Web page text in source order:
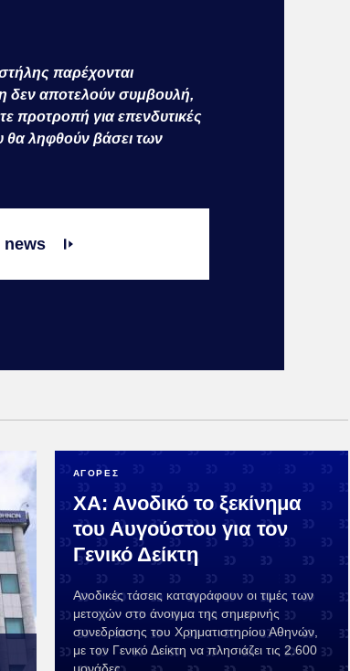
παρέχονται
δεν αποτελούν συμβουλή,
προτροπή για επενδυτικές
θα ληφθούν βάσει των
news
ΑΓΟΡΕΣ
ΧΑ: Ανοδικό το ξεκίνημα
του Αυγούστου για τον
Γενικό Δείκτη
Ανοδικές τάσεις καταγράφουν οι τιμές των
μετοχών στο άνοιγμα της σημερινής
συνεδρίασης του Χρηματιστηρίου Αθηνών,
με τον Γενικό Δείκτη να πλησιάζει τις 2.600